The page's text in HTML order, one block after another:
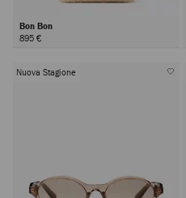
Bon Bon
895 €
Nuova Stagione